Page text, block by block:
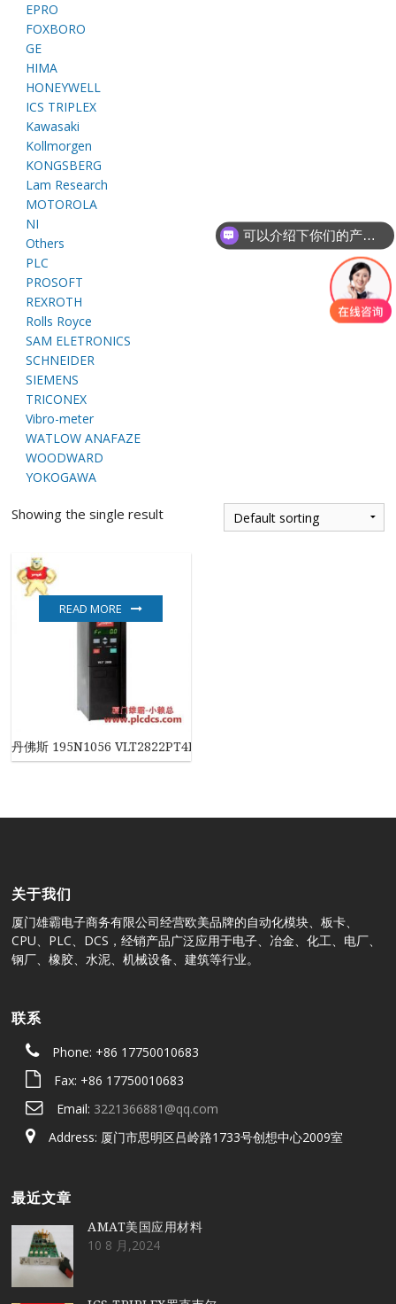
EPRO
FOXBORO
GE
HIMA
HONEYWELL
ICS TRIPLEX
Kawasaki
Kollmorgen
KONGSBERG
Lam Research
MOTOROLA
NI
Others
PLC
PROSOFT
REXROTH
Rolls Royce
SAM ELETRONICS
SCHNEIDER
SIEMENS
TRICONEX
Vibro-meter
WATLOW ANAFAZE
WOODWARD
YOKOGAWA
Showing the single result
丹佛斯 195N1056 VLT2822PT4B20SBR1DBF10A00C0 变频器
READ MORE
关于我们
厦门雄霸电子商务有限公司经营欧美品牌的自动化模块、板卡、
CPU、PLC、DCS，经销产品广泛应用于电子、冶金、化工、电厂、
钢厂、橡胶、水泥、机械设备、建筑等行业。
联系
Phone: +86 17750010683
Fax: +86 17750010683
Email: 3221366881@qq.com
Address: 厦门市思明区吕岭路1733号创想中心2009室
最近文章
AMAT美国应用材料
10 8 月,2024
可以介绍下你们的产品么